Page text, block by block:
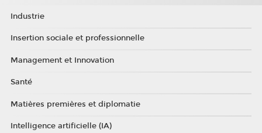
Industrie
Insertion sociale et professionnelle
Management et Innovation
Santé
Matières premières et diplomatie
Intelligence artificielle (IA)